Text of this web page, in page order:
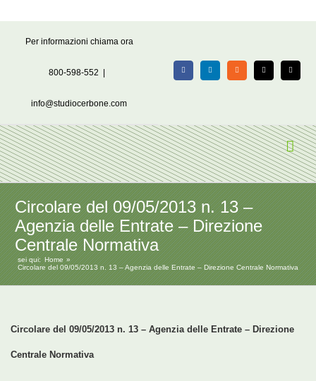
Per informazioni chiama ora
800-598-552
info@studiocerbone.com
FacebookLinkedIn Rss X Email
Circolare del 09/05/2013 n. 13 –
Agenzia delle Entrate – Direzione
Centrale Normativa
sei qui:
Home
Circolare del 09/05/2013 n. 13 – Agenzia delle Entrate – Direzione Centrale Normativa
Circolare del 09/05/2013 n. 13 – Agenzia delle Entrate – Direzione
Centrale Normativa